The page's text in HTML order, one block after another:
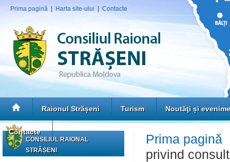
Prima pagină Harta site-ului Contacte
Raionul Strășeni Turism Noutăţi și
Contacte
CONSILIUL RAIONAL
STRĂȘENI
Prima pagină
privind